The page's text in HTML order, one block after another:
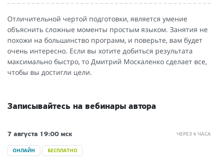
Отличительной чертой подготовки, является умение
объяснить сложные моменты простым языком. Занятия не
похожи на большинство программ, и поверьте, вам будет
очень интересно. Если вы хотите добиться результата
максимально быстро, то Дмитрий Москаленко сделает все,
чтобы вы достигли цели.
Записывайтесь на вебинары автора
ЧЕРЕЗ 4 ЧАСА
7 августа 19:00 мск
ОНЛАЙН БЕСПЛАТНО